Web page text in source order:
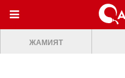
МЕНЮ
ONLINE TV
ЖАМИЯТ